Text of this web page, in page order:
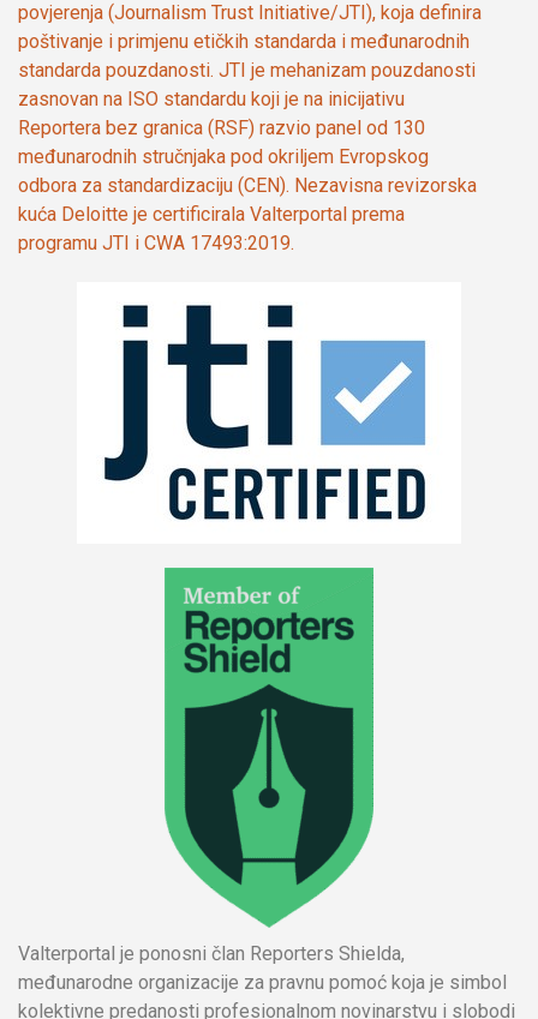
povjerenja (Journalism Trust Initiative/JTI), koja definira
poštivanje i primjenu etičkih standarda i međunarodnih
standarda pouzdanosti. JTI je mehanizam pouzdanosti
zasnovan na ISO standardu koji je na inicijativu
Reportera bez granica (RSF) razvio panel od 130
međunarodnih stručnjaka pod okriljem Evropskog
odbora za standardizaciju (CEN). Nezavisna revizorska
kuća Deloitte je certificirala Valterportal prema
programu JTI i CWA 17493:2019.
Valterportal je ponosni član Reporters Shielda,
međunarodne organizacije za pravnu pomoć koja je simbol
kolektivne predanosti profesionalnom novinarstvu i slobodi